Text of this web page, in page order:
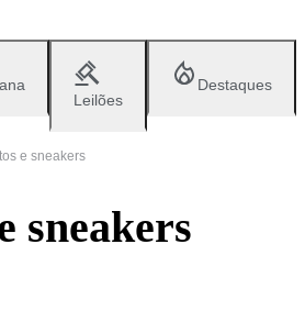
Leilões
Destaques
e sneakers
sneakers